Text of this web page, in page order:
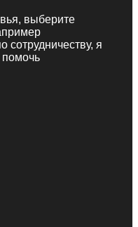
выберите
сотрудничеству, я
помочь